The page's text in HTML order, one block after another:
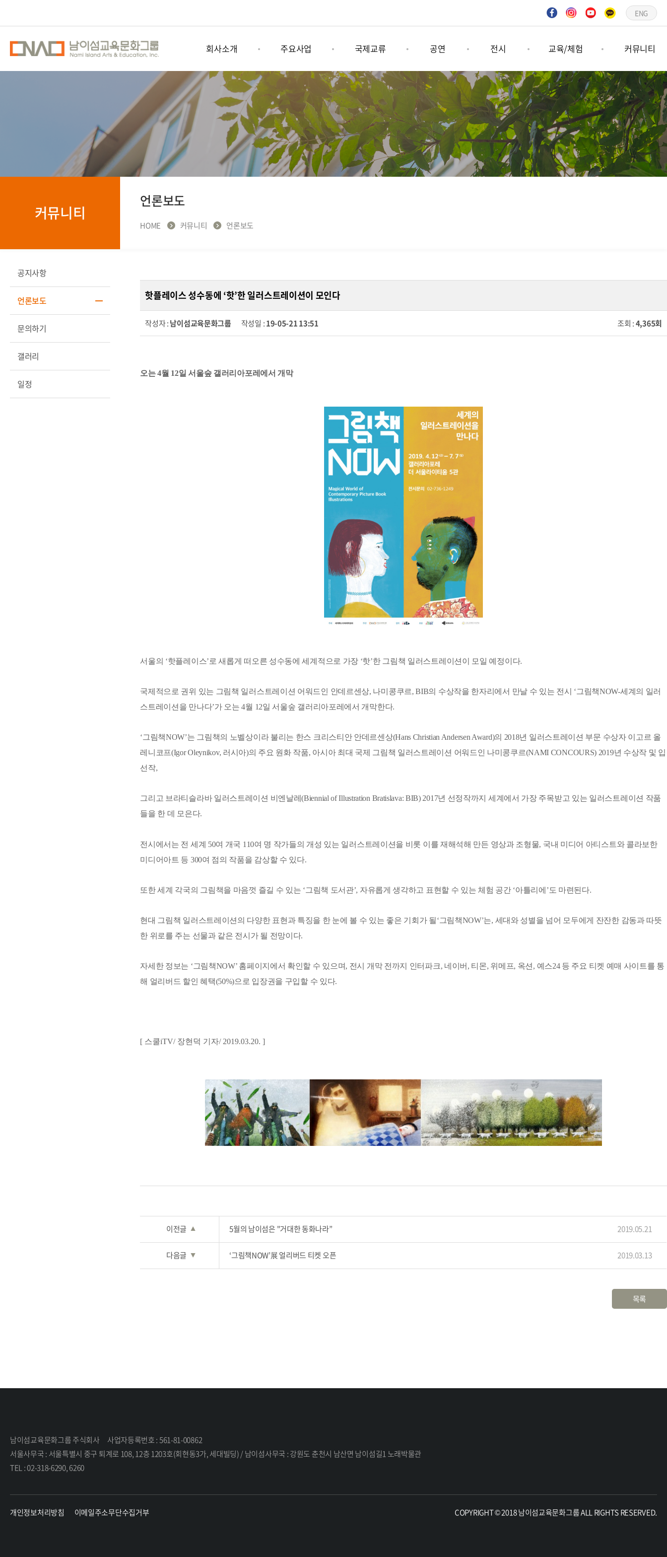
ENG
회사소개
남이섬교육문화그룹
공간소개
오시는길
주요사업
나미콩쿠르
남이섬세계책나라축제
어쿠스틱청춘페스티벌
남이섬 x 인도
국제교류
그림책 연계사업
국제문화행사
공연
기획공연
상설공연
전시
기획전시
상설전시
교육/체험
숲프로그램
그림책프로그램
커뮤니티
공지사항
언론보도
문의하기
갤러리
일정
커뮤니티
공지사항
언론보도
문의하기
갤러리
일정
언론보도
HOME 커뮤니티 언론보도
핫플레이스 성수동에 ‘핫’한 일러스트레이션이 모인다
작성자 :남이섬교육문화그룹 작성일 :19-05-21 13:51 조회 :4,365회
오는 4월 12일 서울숲 갤러리아포레에서 개막
서울의 ‘핫플레이스’로 새롭게 떠오른 성수동에 세계적으로 가장 ‘핫’한 그림책 일러스트레이션이 모일 예정이다.
국제적으로 권위 있는 그림책 일러스트레이션 어워드인 안데르센상, 나미콩쿠르, BIB의 수상작을 한자리에서 만날 수 있는 전시 ‘그림책NOW-세계의 일러
스트레이션을 만나다’가 오는 4월 12일 서울숲 갤러리아포레에서 개막한다.
‘그림책NOW’는 그림책의 노벨상이라 불리는 한스 크리스티안 안데르센상(Hans Christian Andersen Award)의 2018년 일러스트레이션 부문 수상자 이고르 올
레니코프(Igor Oleynikov, 러시아)의 주요 원화 작품, 아시아 최대 국제 그림책 일러스트레이션 어워드인 나미콩쿠르(NAMI CONCOURS) 2019년 수상작 및 입
선작,
그리고 브라티슬라바 일러스트레이션 비엔날레(Biennial of Illustration Bratislava: BIB) 2017년 선정작까지 세계에서 가장 주목받고 있는 일러스트레이션 작품
들을 한 데 모은다.
전시에서는 전 세계 50여 개국 110여 명 작가들의 개성 있는 일러스트레이션을 비롯 이를 재해석해 만든 영상과 조형물, 국내 미디어 아티스트와 콜라보한
미디어아트 등 300여 점의 작품을 감상할 수 있다.
또한 세계 각국의 그림책을 마음껏 즐길 수 있는 ‘그림책 도서관’, 자유롭게 생각하고 표현할 수 있는 체험 공간 ‘아틀리에’도 마련된다.
현대 그림책 일러스트레이션의 다양한 표현과 특징을 한 눈에 볼 수 있는 좋은 기회가 될‘그림책NOW’는, 세대와 성별을 넘어 모두에게 잔잔한 감동과 따뜻
한 위로를 주는 선물과 같은 전시가 될 전망이다.
자세한 정보는 ‘그림책NOW’ 홈페이지에서 확인할 수 있으며, 전시 개막 전까지 인터파크, 네이버, 티몬, 위메프, 옥션, 예스24 등 주요 티켓 예매 사이트를 통
해 얼리버드 할인 혜택(50%)으로 입장권을 구입할 수 있다.
[ 스쿨iTV/ 장현덕 기자/ 2019.03.20. ]
이전글 ▲ 5월의 남이섬은 "거대한 동화나라” 2019.05.21
다음글 ▼ ‘그림책NOW’展 얼리버드 티켓 오픈 2019.03.13
목록
남이섬교육문화그룹 주식회사
사업자등록번호 : 561-81-00862
서울사무국 : 서울특별시 중구 퇴계로 108, 12층 1203호(회현동3가, 세대빌딩) / 남이섬사무국 : 강원도 춘천시 남산면 남이섬길1 노래박물관
TEL : 02-318-6290, 6260
개인정보처리방침 이메일주소무단수집거부 COPYRIGHT © 2018 남이섬교육문화그룹 ALL RIGHTS RESERVED.